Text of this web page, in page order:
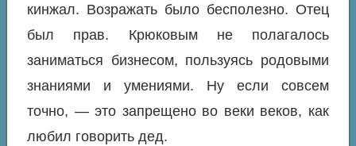
кинжал. Возражать было бесполезно. Отец
был прав. Крюковым не полагалось
заниматься бизнесом, пользуясь родовыми
знаниями и умениями. Ну если совсем
точно, — это запрещено во веки веков, как
любил говорить дед.